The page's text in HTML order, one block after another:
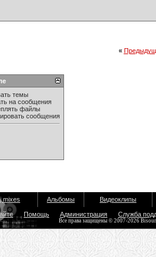
«
темы
на сообщения
файлы
сообщения
mixes Альбомы Видеоклипы
Помощь Администрация Служба
Все права защищены © 2007-2026